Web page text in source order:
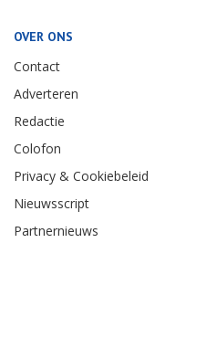
OVER ONS
Contact
Adverteren
Redactie
Colofon
Privacy & Cookiebeleid
Nieuwsscript
Partnernieuws